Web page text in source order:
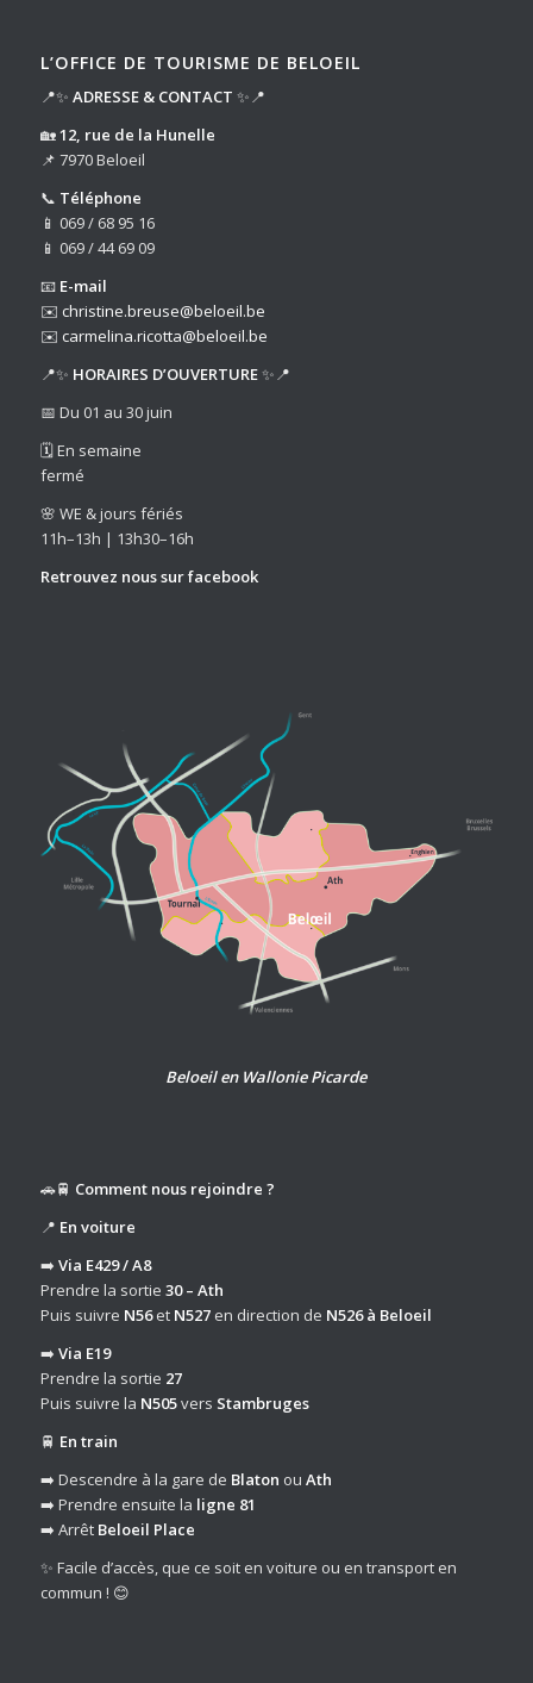
L’OFFICE DE TOURISME DE BELOEIL
📍✨ ADRESSE & CONTACT ✨📍
🏡12, rue de la Hunelle
📌 7970 Beloeil
📞 Téléphone
📱 069 / 68 95 16
📱 069 / 44 69 09
📧 E-mail
✉️ christine.breuse@beloeil.be
✉️ carmelina.ricotta@beloeil.be
📍✨ HORAIRES D’OUVERTURE✨📍
📅 Du 01 au 30 juin
🗓️ En semaine
fermé
🌸 WE & jours fériés
11h–13h | 13h30–16h
Retrouvez nous surfacebook
Beloeil en Wallonie Picarde
🚗🚆 Comment nous rejoindre ?
📍 En voiture
➡️ Via E429 / A8
Prendre la sortie 30 – Ath
Puis suivre N56et N527en direction de N526 à Beloeil
➡️ Via E19
Prendre la sortie 27
Puis suivre la N505vers Stambruges
🚆 En train
➡️ Descendre à la gare de Blaton ou Ath
➡️ Prendre ensuite la ligne 81
➡️ Arrêt Beloeil Place
✨ Facile d’accès, que ce soit en voiture ou en transport en
commun ! 😊